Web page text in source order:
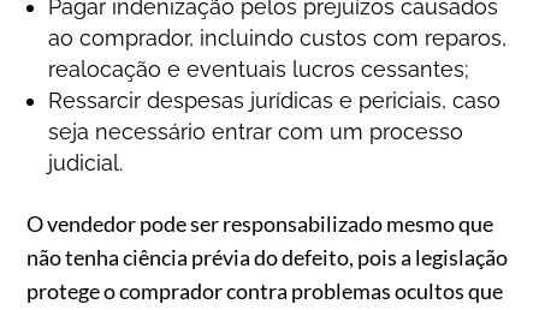
Pagar indenização pelos prejuízos causados
ao comprador, incluindo custos com reparos,
realocação e eventuais lucros cessantes;
Ressarcir despesas jurídicas e periciais, caso
seja necessário entrar com um processo
judicial.
O vendedor pode ser responsabilizado mesmo que
não tenha ciência prévia do defeito, pois a legislação
protege o comprador contra problemas ocultos que